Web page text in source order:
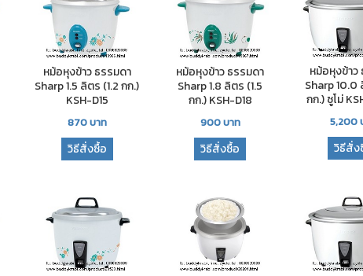
หม้อหุงข้าว ธรรมดา
Sharp 1.5 ลิตร (1.2 กก.)
KSH-D15
870บาท
วิธีสั่งซื้อ
หม้อหุงข้าว ธรรมดา
Sharp 1.8 ลิตร (1.5
กก.) KSH-D18
900บาท
วิธีสั่งซื้อ
หม้อหุงข้าว
Sharp 10.0
กก.) ซูโม่
5,200
วิธีสั่ง